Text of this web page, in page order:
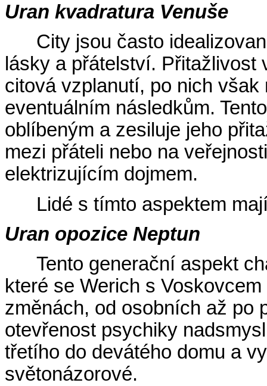
Uran kvadratura Venuše
City jsou často
lásky a přátelství.
citová vzplanutí, po nich
eventuálním následkům.
oblíbeným a zesiluje jeho
mezi přáteli nebo na
elektrizujícím dojmem.
Lidé s tímto aspektem
Uran opozice Neptun
Tento generační aspekt
které se Werich s
změnách, od osobních až po
otevřenost psychiky
třetího do devátého domu a
světonázorové.